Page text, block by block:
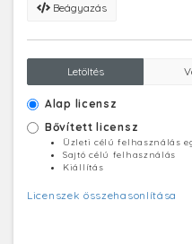
elött készült.
Beágyazás
Letöltés
Alap licensz
Bővített licensz
Üzleti célú felhasználás
Sajtó célú felhasználás
Kiállítás
Licenszek összehasonlítása